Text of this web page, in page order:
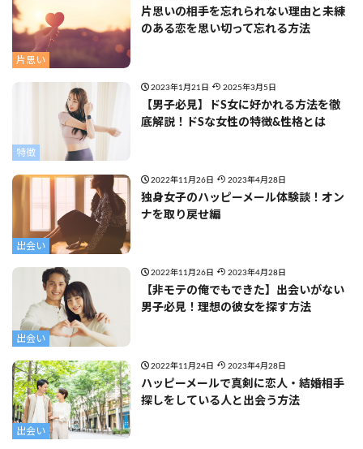
片思い
片思いの相手を忘れられない理由と未練
のある恋を思い切って忘れる方法
特徴
2023年1月21日 2025年3月5日
【男子必見】ドS女に好かれる方法を徹
底解説！ドSな女性の特徴&性格とは
出会い
2022年11月26日 2023年4月28日
独身女子のハッピーメール体験談！オン
ナを取り戻せ編
出会い
2022年11月26日 2023年4月28日
【非モテの俺でもできた】出会いがない
男子必見！理想の彼女を探す方法
出会い
2022年11月24日 2023年4月28日
ハッピーメールで真剣に恋人・結婚相手
探しをしている人と出会う方法